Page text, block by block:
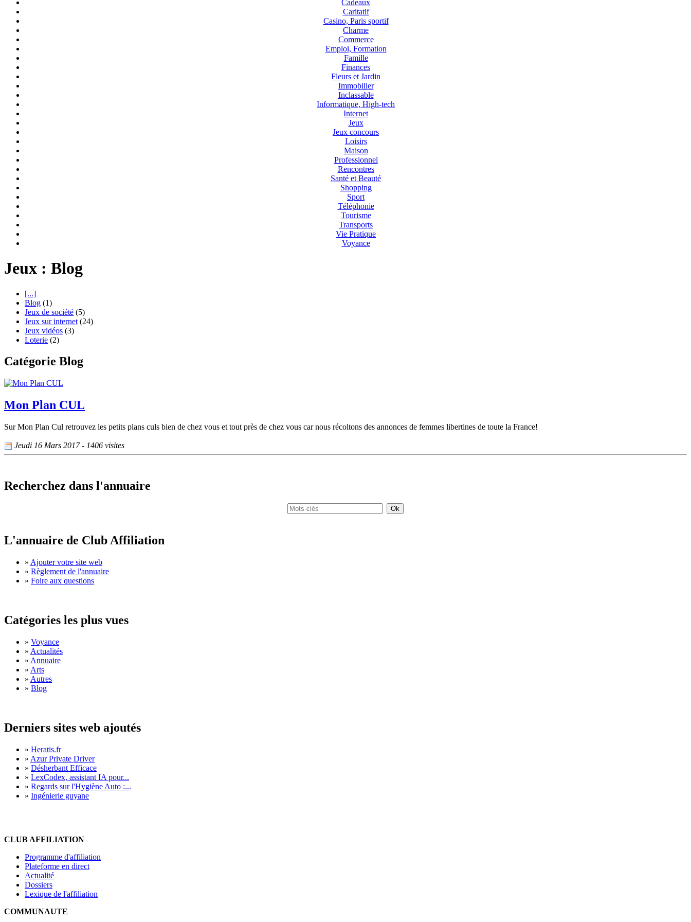
Cadeaux
Caritatif
Casino, Paris sportif
Charme
Commerce
Emploi, Formation
Famille
Finances
Fleurs et Jardin
Immobilier
Inclassable
Informatique, High-tech
Internet
Jeux
Jeux concours
Loisirs
Maison
Professionnel
Rencontres
Santé et Beauté
Shopping
Sport
Téléphonie
Tourisme
Transports
Vie Pratique
Voyance
Jeux : Blog
[...]
Blog (1)
Jeux de société (5)
Jeux sur internet (24)
Jeux vidéos (3)
Loterie (2)
Catégorie Blog
Mon Plan CUL
Sur Mon Plan Cul retrouvez les petits plans culs bien de chez vous et tout près de chez vous car nous récoltons des annonces de femmes libertines de toute la France!
Jeudi 16 Mars 2017 - 1406 visites
Recherchez dans l'annuaire
L'annuaire de Club Affiliation
» Ajouter votre site web
» Règlement de l'annuaire
» Foire aux questions
Catégories les plus vues
» Voyance
» Actualités
» Annuaire
» Arts
» Autres
» Blog
Derniers sites web ajoutés
» Heratis.fr
» Azur Private Driver
» Désherbant Efficace
» LexCodex, assistant IA pour...
» Regards sur l'Hygiène Auto :...
» Ingénierie guyane
CLUB AFFILIATION
Programme d'affiliation
Plateforme en direct
Actualité
Dossiers
Lexique de l'affiliation
COMMUNAUTE